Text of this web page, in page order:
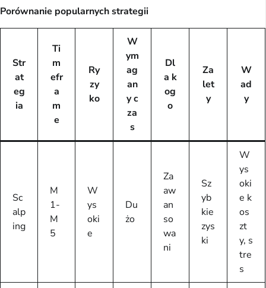
Porównanie popularnych strategii
Str
at
eg
ia
Ti
m
efr
a
m
e
Ry
zy
ko
W
ym
ag
an
y c
za
s
Dl
a k
og
o
Za
let
y
W
ad
y
Sc
alp
ing
M
1-
M
5
W
ys
oki
e
Du
żo
Za
aw
an
so
wa
ni
Sz
yb
kie
zys
ki
W
ys
oki
e k
os
zt
y, s
tre
s